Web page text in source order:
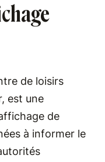
de loisirs
est une
de
à informer le